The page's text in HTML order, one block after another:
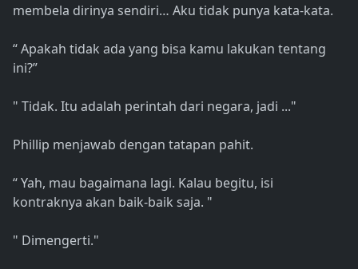
membela dirinya sendiri… Aku tidak punya kata-kata.
“ Apakah tidak ada yang bisa kamu lakukan tentang
ini?”
" Tidak. Itu adalah perintah dari negara, jadi ..."
Phillip menjawab dengan tatapan pahit.
“ Yah, mau bagaimana lagi. Kalau begitu, isi
kontraknya akan baik-baik saja. "
" Dimengerti."